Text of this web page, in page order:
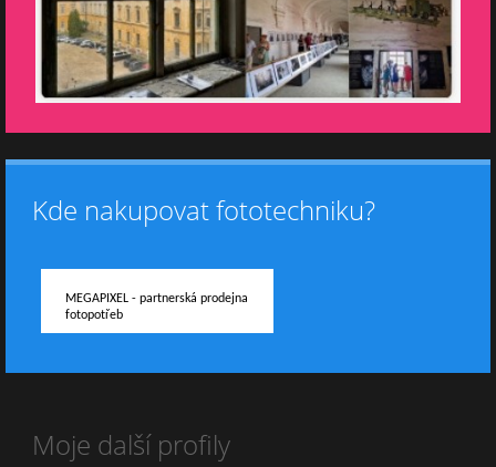
Kde nakupovat fototechniku?
MEGAPIXEL - partnerská prodejna
fotopotřeb
Moje další profily